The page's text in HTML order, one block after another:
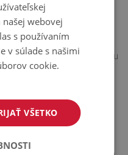
vyhovuje –
tentokoberček s Vzor
Vďaka modernému
koberec ideálnym
oživiť interiér.
webovej
s používaním
v súlade s našimi
cookie.
VŠETKO